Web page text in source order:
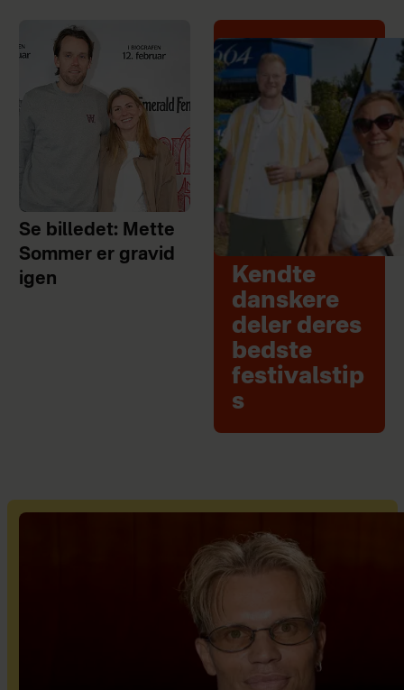
Se billedet: Mette
Sommer er gravid
igen
Kendte
danskere
deler deres
bedste
festivalstip
s